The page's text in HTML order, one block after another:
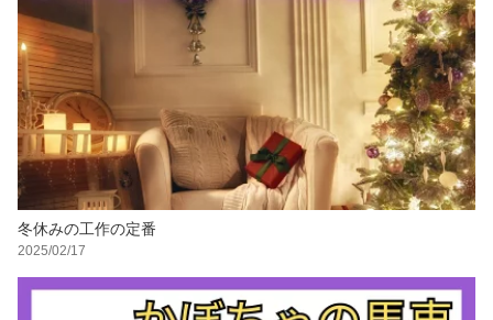
冬休みの工作の定番
2025/02/17